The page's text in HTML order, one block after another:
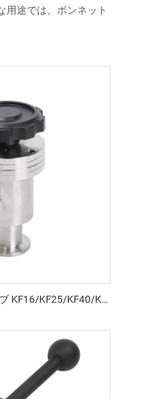
用途では、ボンネット
手動真空L字型角型バルブ KF16/KF25/KF40/KF50 密閉式フラッパー SS304/SS316L クランプ式フラッパー 多種高品質 NW16-NW50 角型バルブ継手